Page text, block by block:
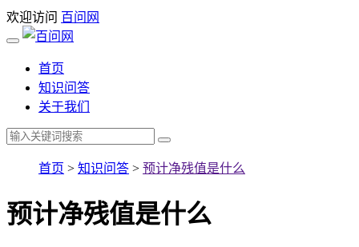
欢迎访问 百问网
首页
知识问答
关于我们
首页 > 知识问答 > 预计净残值是什么
预计净残值是什么